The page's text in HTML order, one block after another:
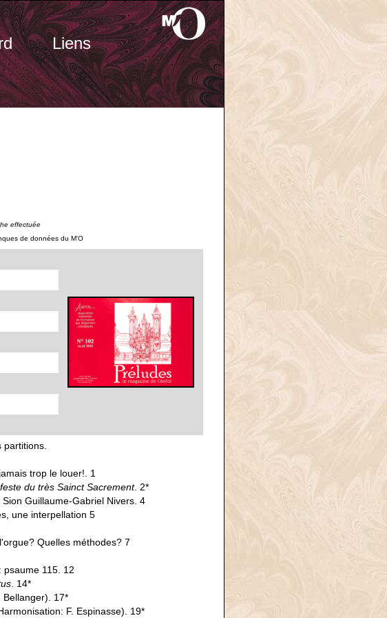
Liens
effectuée
de données du M'O
trop le louer!. 1
du très Sainct Sacrement. 2*
Guillaume-Gabriel Nivers. 4
une interpellation 5
Quelles méthodes? 7
psaume 115. 12
. 14*
Bellanger). 17*
F. Espinasse). 19*